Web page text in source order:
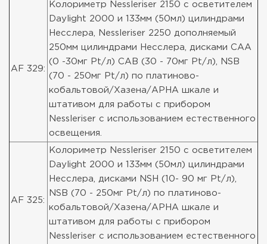
AF 329:
Колориметр Nessleriser 2150 с осветителем
Daylight 2000 и 133мм (50мл) цилиндрами
Несслера, Nessleriser 2250 дополняемый
250мм цилиндрами Несслера, дисками CAA
(0 -30мг Pt/л) CAB (30 - 70мг Pt/л), NSB
(70 - 250мг Pt/л) по платиново-
кобальтовой/Хазена/APHA шкале и
штативом для работы с прибором
Nessleriser с использованием естественного
освещения.
AF 325:
Колориметр Nessleriser 2150 с осветителем
Daylight 2000 и 133мм (50мл) цилиндрами
Несслера, дисками NSH (10- 90 мг Pt/л),
NSB (70 - 250мг Pt/л) по платиново-
кобальтовой/Хазена/APHA шкале и
штативом для работы с прибором
Nessleriser с использованием естественного